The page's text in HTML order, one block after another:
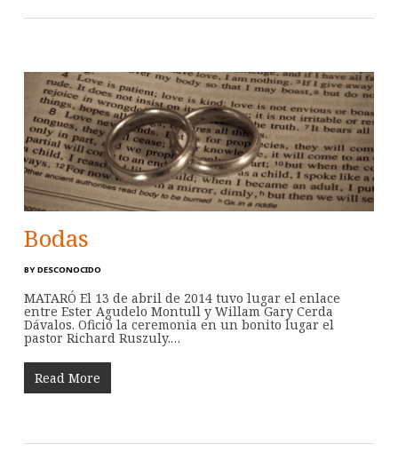
Bodas
BY DESCONOCIDO
MATARÓ El 13 de abril de 2014 tuvo lugar el enlace
entre Ester Agudelo Montull y Willam Gary Cerda
Dávalos. Ofició la ceremonia en un bonito lugar el
pastor Richard Ruszuly.…
Read More